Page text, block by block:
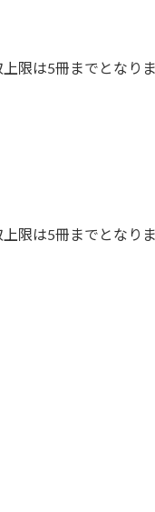
限は5冊までとなり
限は5冊までとなり